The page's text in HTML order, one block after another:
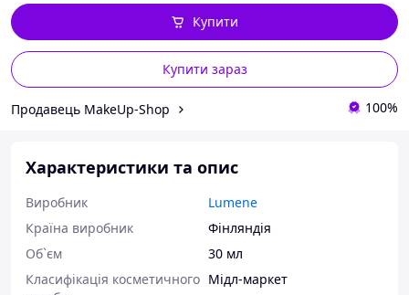
Купити зараз
Купити
Продавець MakeUp-Shop 100%
Характеристики та опис
Виробник
Lumene
Країна виробник
Фінляндія
Об`єм
30 мл
Класифікація косметичного Мідл-маркет